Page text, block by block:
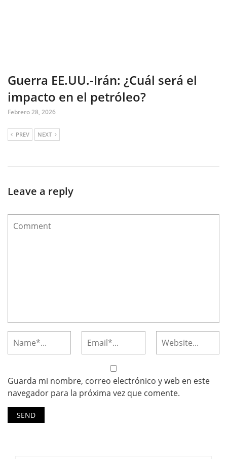
Guerra EE.UU.-Irán: ¿Cuál será el
impacto en el petróleo?
Febrero 28, 2026
PREV NEXT
Leave a reply
Guarda mi nombre, correo electrónico y web en este
navegador para la próxima vez que comente.